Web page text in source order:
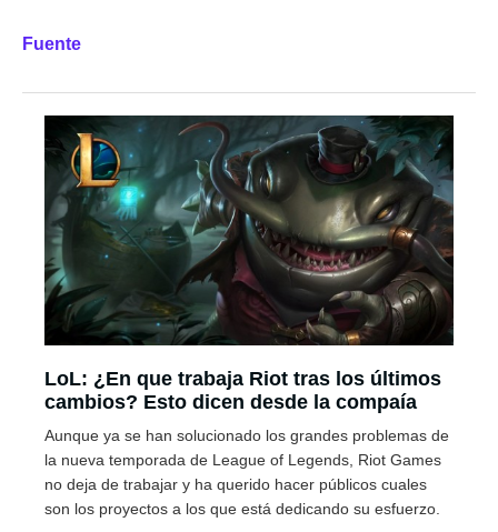
Fuente
LoL: ¿En que trabaja Riot tras los últimos
cambios? Esto dicen desde la compaía
Aunque ya se han solucionado los grandes problemas de
la nueva temporada de League of Legends, Riot Games
no deja de trabajar y ha querido hacer públicos cuales
son los proyectos a los que está dedicando su esfuerzo.